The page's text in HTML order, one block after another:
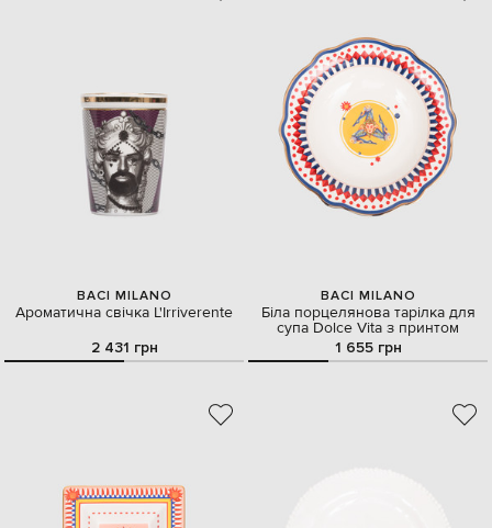
BACI MILANO
Ароматична свічка L'Irriverente
2 431 грн
BACI MILANO
Біла порцелянова тарілка для
супа Dolce Vita з принтом
1 655 грн